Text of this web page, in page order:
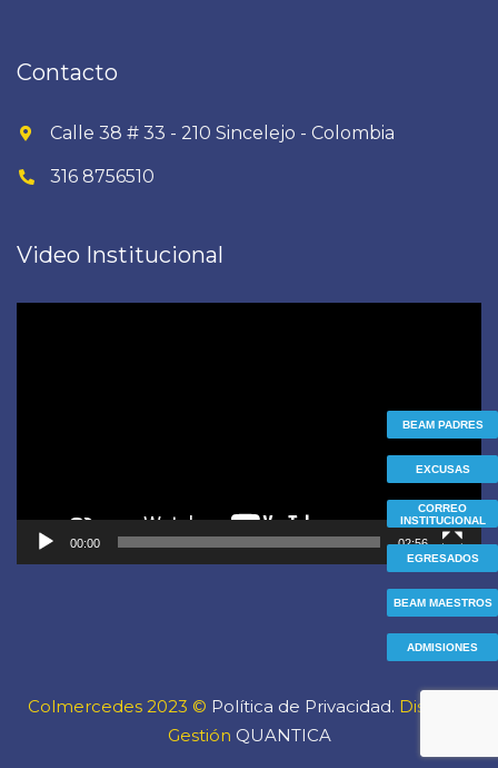
Contacto
Calle 38 # 33 - 210 Sincelejo - Colombia
316 8756510
Video Institucional
00:00 02:56
Colmercedes 2023 © Política de Privacidad. Diseño y
Gestión QUANTICA
BEAM MAESTROS
EGRESADOS
CORREO
INSTITUCIONAL
ADMISIONES
BEAM PADRES
EXCUSAS